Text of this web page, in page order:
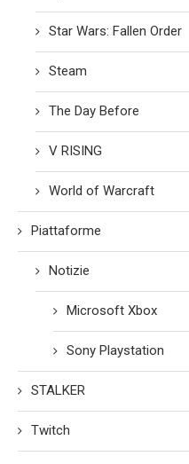
Star Wars: Fallen Order
Steam
The Day Before
V RISING
World of Warcraft
Piattaforme
Notizie
Microsoft Xbox
Sony Playstation
STALKER
Twitch